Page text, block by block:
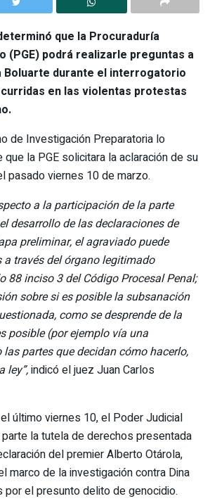
que la Procuraduría
(PGE) podrá realizarle preguntas a
Boluarte durante el interrogatorio
en las violentas protestas
de Investigación Preparatoria lo
la PGE solicitara la aclaración de su
pasado viernes 10 de marzo.
a la participación de la parte
desarrollo de las declaraciones de
preliminar, el agraviado puede
través del órgano legitimado
88 inciso 3 del Código Procesal Penal;
sobre si es posible la subsanación
como se desprende de la
posible (por ejemplo vía una
partes que decidan cómo hacerlo,
ley”,indicó el juez Juan Carlos
último viernes 10, el Poder Judicial
la tutela de derechos presentada
del premier Alberto Otárola,
marco de la investigación contra Dina
por el presunto delito de genocidio.